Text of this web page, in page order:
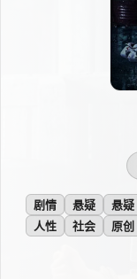
剧情 悬疑 悬疑
人性
社会 原创